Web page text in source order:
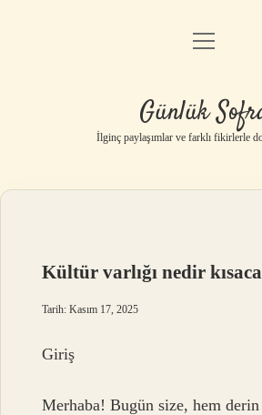
Anasayfa
Yasal Uyarı
menüyü
Günlük
İlginç paylaşımlar ve farklı fikirlerle
Kültür varlığı nedir
Tarih: Kasım 17, 2025
Giriş
Merhaba! Bugün size, hem